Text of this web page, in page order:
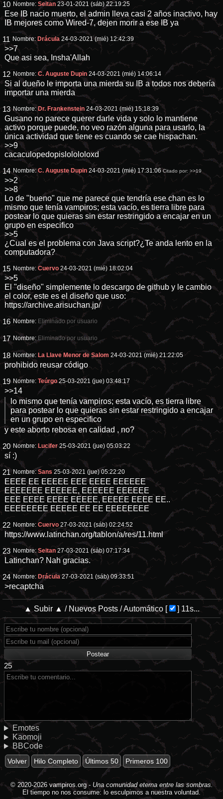
10 Nombre:Seitan 23-01-2021 (sáb) 22:19:25
Ese IB nacio muerto, el admin lleva casi 2 años inactivo, hay
IB mejores como Wired-7, dejen morir a ese IB ya
11 Nombre: Drácula 24-03-2021 (mié) 12:42:39
>>7
Que asi sea, Insha'Allah
12 Nombre:C. Auguste Dupin 24-03-2021 (mié) 14:06:14
Si al dueño le importa una mierda su IB a todos nos debería
importar una mierda
13 Nombre: Dr. Frankenstein 24-03-2021 (mié) 15:18:39
Gusano no parece querer darle vida y solo lo mantiene
activo porque puede, no veo razón alguna para usarlo, la
única actividad que tiene es cuando se cae hispachan.
>>9
cacaculopedopislolololoxd
14 Nombre:C. Auguste Dupin 24-03-2021 (mié) 17:31:06 Citado por:>>19
>>2
>>8
Lo de "bueno" que me parece que tendría ese chan es lo
mismo que tenía vampiros; esta vacío, es tierra libre para
postear lo que quieras sin estar restringido a encajar en un
grupo en especifico
>>5
¿Cual es el problema con Java script?¿Te anda lento en la
computadora?
15 Nombre:Cuervo 24-03-2021 (mié) 18:02:04
>>5
El "diseño" simplemente lo descargo de github y le cambio
el color, este es el diseño que uso:
https://archive.arisuchan.jp/
16 Nombre: Eliminado por usuario
17 Nombre:Eliminado por usuario
18 Nombre: La Llave Menor de Salom 24-03-2021 (mié) 21:22:05
prohibido reusar código
19 Nombre:Teúrgo 25-03-2021 (jue) 03:48:17
>>14
lo mismo que tenía vampiros; esta vacío, es tierra libre
para postear lo que quieras sin estar restringido a encajar
en un grupo en especifico
y este aborto rebosa en calidad , no?
20 Nombre: Lucifer 25-03-2021 (jue) 05:03:22
sí :)
21 Nombre:Sans 25-03-2021 (jue) 05:22:20
EEEE EE EEEEE EEE EEEE EEEEEE
EEEEEEE EEEEEE, EEEEEE EEEEEE
EEE EEEE EEEE EEEEE, EEEEE EEEE EE..
EEEEEEEE EEEEE EE EE EEEEEEEE
22 Nombre:Cuervo 27-03-2021 (sáb) 02:24:52
https://www.latinchan.org/tablon/a/res/11.html
23 Nombre:Seitan 27-03-2021 (sáb) 07:17:34
Latinchan? Nah gracias.
24 Nombre: Drácula 27-03-2021 (sáb) 09:33:51
>recaptcha
▲ Subir ▲ / Nuevos Posts/Automático[ ] 11s...
25
Emotes
Kaomoji
BBCode
Volver Hilo Completo Últimos 50 Primeros 100
© 2020-2026 vampiros.org- Una comunidad eterna entre las sombras.
El tiempo no nos consume: lo esculpimos a nuestra voluntad.